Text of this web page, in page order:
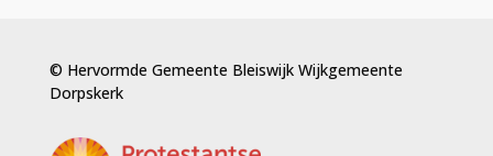
© Hervormde Gemeente Bleiswijk Wijkgemeente
Dorpskerk